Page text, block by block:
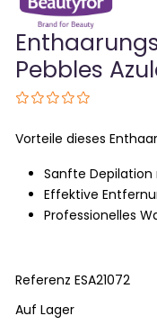
Pebbles
Vorteile dieses
Sanfte
Effektive
Professionelles
ReferenzESA21072
Auf Lager